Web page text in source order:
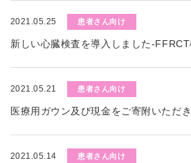
2021.05.25 患者さん向け
新しい心臓検査を導入しました-
2021.05.21 患者さん向け
医療用ガウン及び現金をご寄附いただき
2021.05.14 患者さん向け